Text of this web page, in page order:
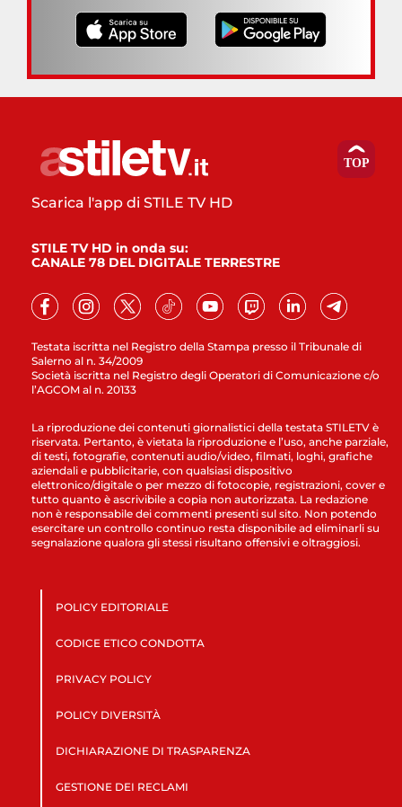
Testata iscritta nel Registro della Stampa presso il Tribunale di
Salerno al n. 34/2009
Società iscritta nel Registro degli Operatori di Comunicazione c/o
l’AGCOM al n. 20133
Scarica l'app di STILE TV HD
STILE TV HD in onda su:
CANALE 78 DEL DIGITALE TERRESTRE
La riproduzione dei contenuti giornalistici della testata STILETV è
riservata. Pertanto, è vietata la riproduzione e l’uso, anche parziale,
di testi, fotografie, contenuti audio/video, filmati, loghi, grafiche
aziendali e pubblicitarie, con qualsiasi dispositivo
elettronico/digitale o per mezzo di fotocopie, registrazioni, cover e
tutto quanto è ascrivibile a copia non autorizzata. La redazione
non è responsabile dei commenti presenti sul sito. Non potendo
esercitare un controllo continuo resta disponibile ad eliminarli su
segnalazione qualora gli stessi risultano offensivi e oltraggiosi.
POLICY EDITORIALE
CODICE ETICO CONDOTTA
PRIVACY POLICY
POLICY DIVERSITÀ
DICHIARAZIONE DI TRASPARENZA
GESTIONE DEI RECLAMI